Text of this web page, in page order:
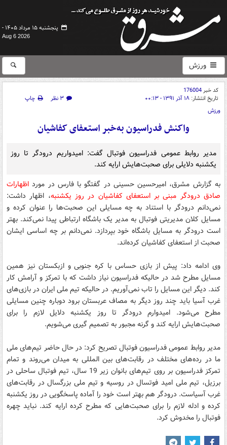
پنجشنبه ۱۵ مرداد ۱۴۰۵ -
Aug 6 2026
ورزش
کد خبر176004
تاریخ انتشار: ۱۸ آذر ۱۳۹۱ - ۰۰:۱۳ ۳ نظر
چاپ
ورزش
واکنش فدراسیون به‌خبر استعفای کفاشیان
مدیر روابط عمومی فدراسیون فوتبال گفت: امیدواریم درودگر تا روز
یکشنبه دلایلی برای صحبت‌هایش ارایه کند.
به گزارش مشرق، امیرحسین حسینی در گفتگو با فارس در مورد اظهارات
صادق درودگر مبنی بر استعفای کفاشیان در روز یکشنبه، اظهار داشت:
نمی‌دانم درودگر با استناد به چه مسایلی این صحبت‌ها را عنوان کرده و
مسایل کلان مدیریتی فوتبال به مدیر یک باشگاه ارتباطی پیدا نمی‌کند. بهتر
است درودگر به مسایل باشگاه خود بپردازد. نمی‌دانم بر چه اساسی ایشان
صحبت از استعفای کفاشیان کرده‌اند.
وی ادامه داد: پیش از بازی حساس با کره جنوبی و ازبکستان نیز همین
مسایل مطرح شد در حالیکه فدراسیون نیاز داشت که با تمرکز و آرامش کار
کند. دیگر این مسایل را تاب نمی‌آوریم. در حالیکه تیم ملی ایران در بازی‌های
غرب آسیا باید چند روز دیگر به مصاف عربستان برود دوباره چنین مسایلی
مطرح می‌شود. امیدوارم درودگر تا روز یکشنبه دلایل لازم را برای
صحبت‌هایش ارایه کند و گرنه مجبور به تصمیم ‌گیری می‌شویم.
مدیر روابط عمومی فدراسیون فوتبال تصریح کرد: در حال حاضر تیم‌های ملی
ما در رده‌های مختلف در رقابت‌های بین المللی به میدان می‌روند و تمام
تمرکز فدراسیون بر روی تیم‌های بانوان زیر 19 سال، تیم فوتبال ساحلی در
برزیل، تیم ملی امید فوتسال در روسیه و تیم ملی بزرگسال در رقابت‌های
غرب آسیاست. درودگر هم بهتر است خود را آماده پاسخگویی در روز یکشنبه
کرده و ادله لازم را برای صحبت‌هایی که مطرح کرده ارایه کند. نباید چهره
فوتبال را مخدوش کرد.